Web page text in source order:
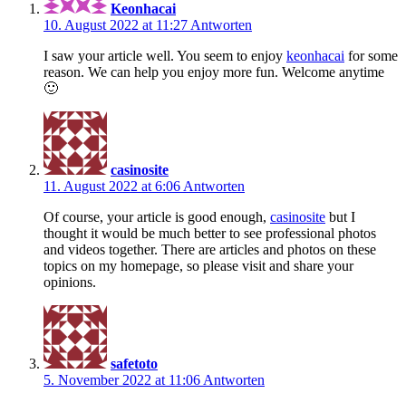
Keonhacai
10. August 2022 at 11:27Antworten
I saw your article well. You seem to enjoy keonhacai for some
reason. We can help you enjoy more fun. Welcome anytime
🙂
casinosite
11. August 2022 at 6:06Antworten
Of course, your article is good enough, casinosite but I
thought it would be much better to see professional photos
and videos together. There are articles and photos on these
topics on my homepage, so please visit and share your
opinions.
safetoto
5. November 2022 at 11:06Antworten